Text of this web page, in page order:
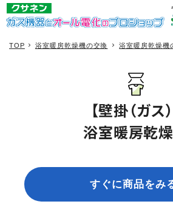
TOP 浴室暖房乾燥機の交換 浴室暖房乾燥機
【壁掛​（ガス）​
浴室暖房乾
すぐに商品をみ